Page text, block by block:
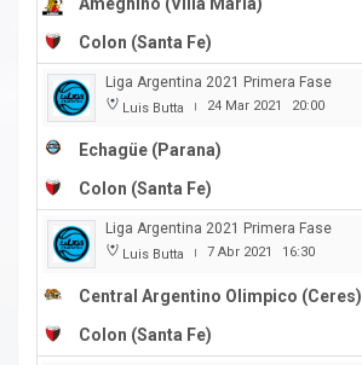
Ameghino (Villa Maria)
Colon (Santa Fe)
Liga Argentina 2021 Primera Fase
Luis Butta | 24 Mar 2021 20:00
Echagüe (Parana)
Colon (Santa Fe)
Liga Argentina 2021 Primera Fase
Luis Butta | 7 Abr 2021 16:30
Central Argentino Olimpico (Ceres)
Colon (Santa Fe)